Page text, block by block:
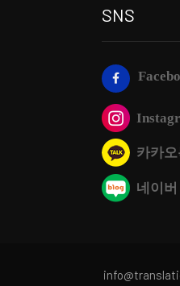
SNS
카카
네이